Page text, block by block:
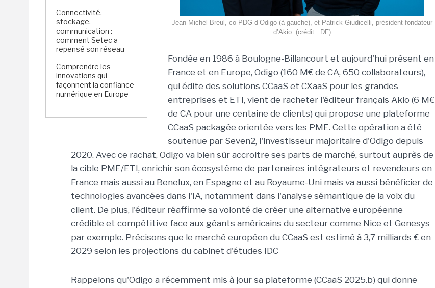
Connectivité,
stockage,
communication :
comment Setec a
repensé son réseau
Comprendre les
innovations qui
façonnent la confiance
numérique en Europe
Jean-Michel Breul, co-PDG d’Odigo (à gauche), et Patrick Giudicelli, président fondateur
d’Akio. (crédit : DF)
Fondée en 1986 à Boulogne-Billancourt et aujourd'hui présent en
France et en Europe, Odigo (160 M€ de CA, 650 collaborateurs),
qui édite des solutions CCaaS et CXaaS pour les grandes
entreprises et ETI, vient de racheter l'éditeur français Akio (6 M€
de CA pour une centaine de clients) qui propose une plateforme
CCaaS packagée orientée vers les PME. Cette opération a été
soutenue par Seven2, l'investisseur majoritaire d'Odigo depuis
2020. Avec ce rachat, Odigo va bien sûr accroitre ses parts de marché, surtout auprès de
la cible PME/ETI, enrichir son écosystème de partenaires intégrateurs et revendeurs en
France mais aussi au Benelux, en Espagne et au Royaume-Uni mais va aussi bénéficier de
technologies avancées dans l'IA, notamment dans l'analyse sémantique de la voix du
client. De plus, l'éditeur réaffirme sa volonté de créer une alternative européenne
crédible et compétitive face aux géants américains du secteur comme Nice et Genesys
par exemple. Précisons que le marché européen du CCaaS est estimé à 3,7 milliards € en
2029 selon les projections du cabinet d'études IDC
Rappelons qu'Odigo a récemment mis à jour sa plateforme (CCaaS 2025.b) qui donne